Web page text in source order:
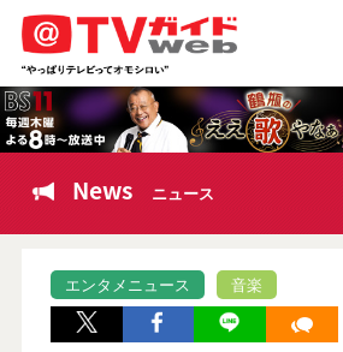
News ニュース
エンタメニュース 音楽